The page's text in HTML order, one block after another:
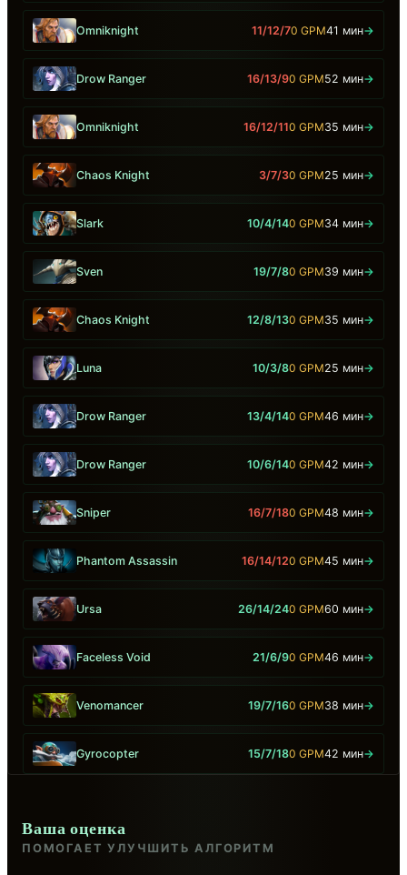
Omniknight 11/12/70 GPM41 мин→
Drow Ranger 16/13/90 GPM52 мин→
Omniknight 16/12/110 GPM35 мин→
Chaos Knight 3/7/30 GPM25 мин→
Slark 10/4/140 GPM34 мин→
Sven 19/7/80 GPM39 мин→
Chaos Knight 12/8/130 GPM35 мин→
Luna 10/3/80 GPM25 мин→
Drow Ranger 13/4/140 GPM46 мин→
Drow Ranger 10/6/140 GPM42 мин→
Sniper 16/7/180 GPM48 мин→
Phantom Assassin 16/14/120 GPM45 мин→
Ursa 26/14/240 GPM60 мин→
Faceless Void 21/6/90 GPM46 мин→
Venomancer 19/7/160 GPM38 мин→
Gyrocopter 15/7/180 GPM42 мин→
Ваша оценка
ПОМОГАЕТ УЛУЧШИТЬ АЛГОРИТМ